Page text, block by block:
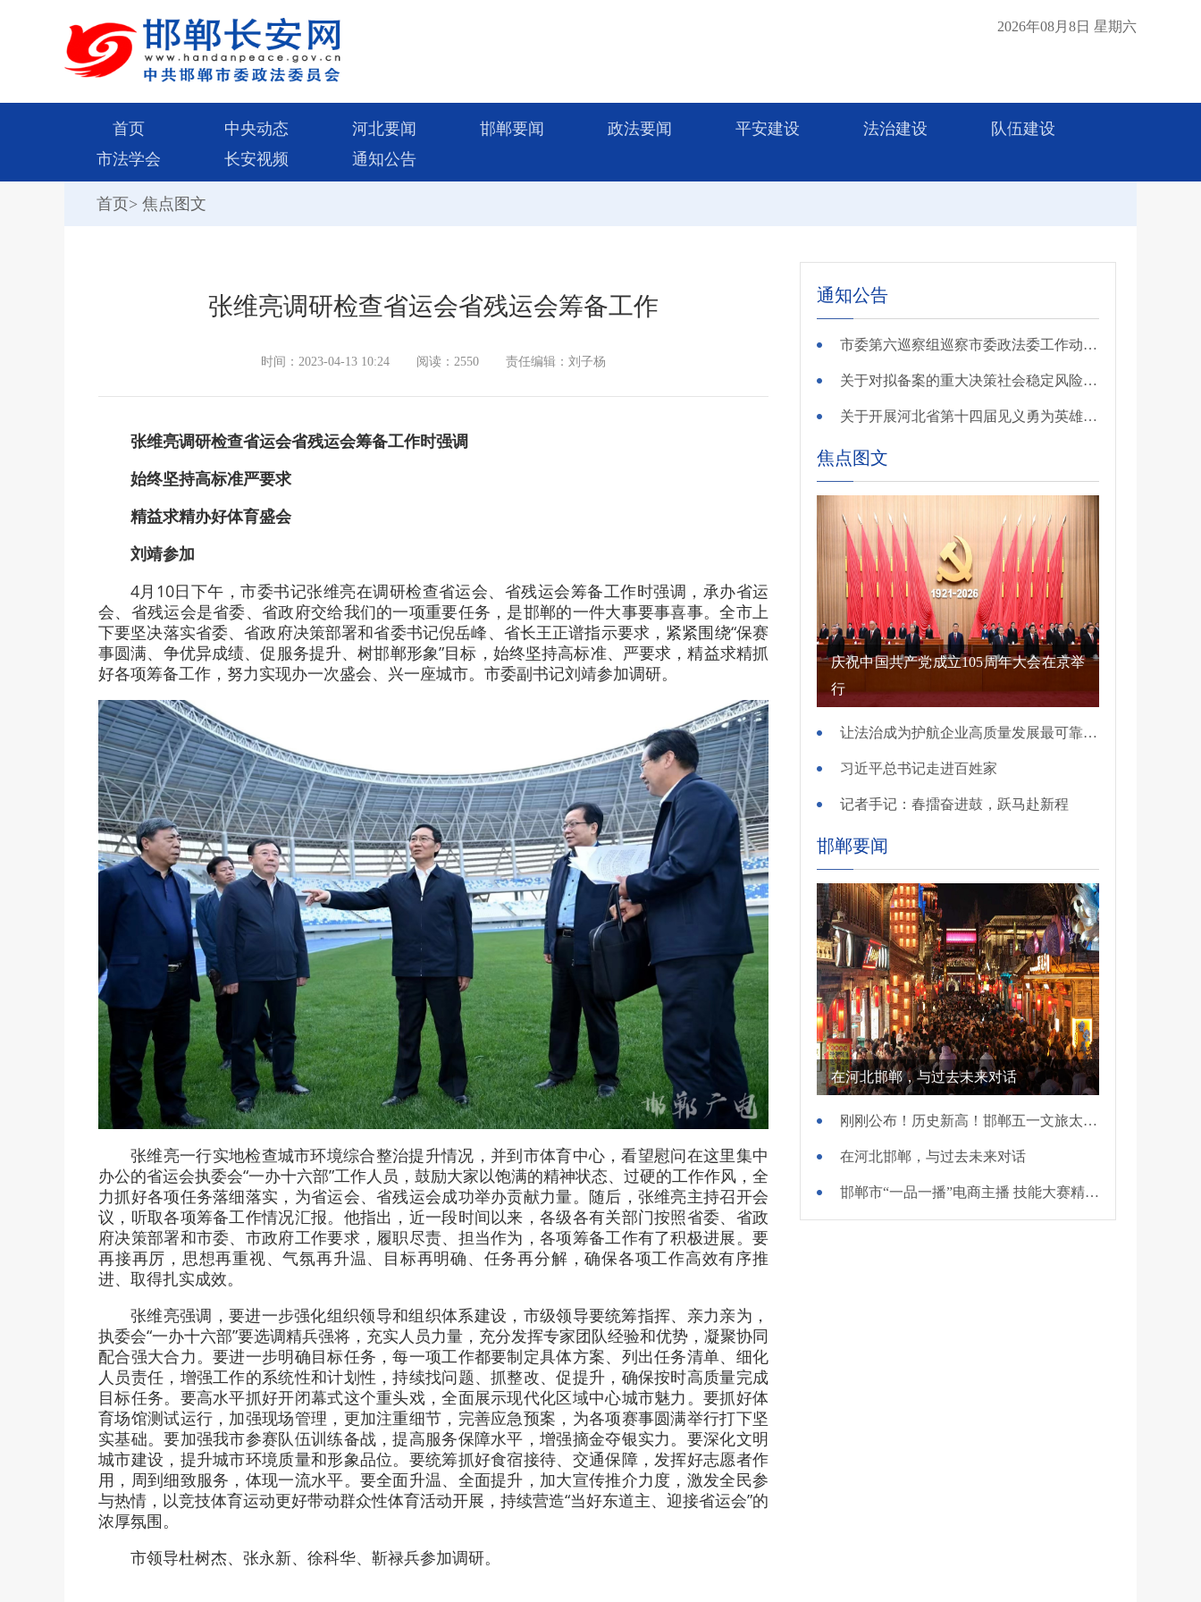
2026年08月8日 星期六
首页 中央动态 河北要闻 邯郸要闻 政法要闻 平安建设 法治建设
队伍建设
市法学会
长安视频 通知公告
首页> 焦点图文
张维亮调研检查省运会省残运会筹备工作
时间：2023-04-13 10:24 阅读：2550 责任编辑：刘子杨
张维亮调研检查省运会省残运会筹备工作时强调
始终坚持高标准严要求
精益求精办好体育盛会
刘靖参加
4月10日下午，市委书记张维亮在调研检查省运会、省残运会筹备工作时强调，承办省运
会、省残运会是省委、省政府交给我们的一项重要任务，是邯郸的一件大事要事喜事。全市上
下要坚决落实省委、省政府决策部署和省委书记倪岳峰、省长王正谱指示要求，紧紧围绕“保赛
事圆满、争优异成绩、促服务提升、树邯郸形象”目标，始终坚持高标准、严要求，精益求精抓
好各项筹备工作，努力实现办一次盛会、兴一座城市。市委副书记刘靖参加调研。
张维亮一行实地检查城市环境综合整治提升情况，并到市体育中心，看望慰问在这里集中
办公的省运会执委会“一办十六部”工作人员，鼓励大家以饱满的精神状态、过硬的工作作风，全
力抓好各项任务落细落实，为省运会、省残运会成功举办贡献力量。随后，张维亮主持召开会
议，听取各项筹备工作情况汇报。他指出，近一段时间以来，各级各有关部门按照省委、省政
府决策部署和市委、市政府工作要求，履职尽责、担当作为，各项筹备工作有了积极进展。要
再接再厉，思想再重视、气氛再升温、目标再明确、任务再分解，确保各项工作高效有序推
进、取得扎实成效。
张维亮强调，要进一步强化组织领导和组织体系建设，市级领导要统筹指挥、亲力亲为，
执委会“一办十六部”要选调精兵强将，充实人员力量，充分发挥专家团队经验和优势，凝聚协同
配合强大合力。要进一步明确目标任务，每一项工作都要制定具体方案、列出任务清单、细化
人员责任，增强工作的系统性和计划性，持续找问题、抓整改、促提升，确保按时高质量完成
目标任务。要高水平抓好开闭幕式这个重头戏，全面展示现代化区域中心城市魅力。要抓好体
育场馆测试运行，加强现场管理，更加注重细节，完善应急预案，为各项赛事圆满举行打下坚
实基础。要加强我市参赛队伍训练备战，提高服务保障水平，增强摘金夺银实力。要深化文明
城市建设，提升城市环境质量和形象品位。要统筹抓好食宿接待、交通保障，发挥好志愿者作
用，周到细致服务，体现一流水平。要全面升温、全面提升，加大宣传推介力度，激发全民参
与热情，以竞技体育运动更好带动群众性体育活动开展，持续营造“当好东道主、迎接省运会”的
浓厚氛围。
市领导杜树杰、张永新、徐科华、靳禄兵参加调研。
通知公告
市委第六巡察组巡察市委政法委工作动员会召开
关于对拟备案的重大决策社会稳定风险评估第三方机构进行公示的公告
关于开展河北省第十四届见义勇为英雄 （群体）评选的公示
焦点图文
庆祝中国共产党成立105周年大会在京举
行
让法治成为护航企业高质量发展最可靠保障——国新办发布会介绍规范涉企行政执法专项行动有关情况
习近平总书记走进百姓家
记者手记：春擂奋进鼓，跃马赴新程
邯郸要闻
在河北邯郸，与过去未来对话
刚刚公布！历史新高！邯郸五一文旅太火爆！
在河北邯郸，与过去未来对话
邯郸市“一品一播”电商主播 技能大赛精彩开赛